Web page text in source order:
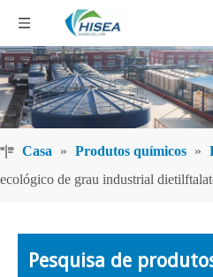
Casa » Produtos químicos »
ecológico de grau industrial
Pesquisa de